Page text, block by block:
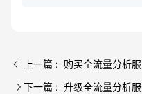
上一篇 : 购买全流量分析
下一篇 : 升级全流量分析